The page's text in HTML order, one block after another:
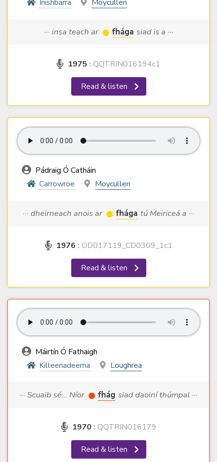
Inishbarra
Moycullen
··· insa teach ar fhága siad is a ···
1975 : QQTRIN016194c1
Read & listen
Pádraig Ó Catháin
Carrowroe
Moycullen
··· dheirneach anois ar fhága tú Meiriceá a ···
1976 : OD017119_CD0309_1c1
Read & listen
Máirtín Ó Fathaigh
Killeenadeema
Loughrea
··· Scuaib sé... Níor fhág siad daoiní thúmpal ···
1970 : QQTRIN016179
Read & listen